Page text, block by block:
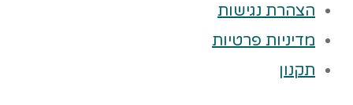
הצהרת נגישות
מדיניות פרטיות
תקנון